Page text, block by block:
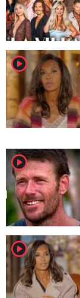
player2
player2
player2